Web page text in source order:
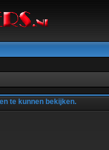
te kunnen bekijken.